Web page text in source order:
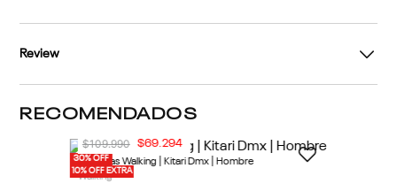
Review
RECOMENDADOS
10% OFF EXTRA